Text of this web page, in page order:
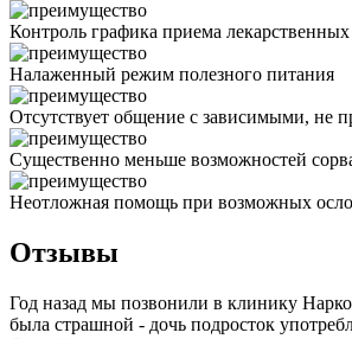
Контроль графика приема лекарственных
Налаженный режим полезного питания
Отсутствует общение с зависимыми, не
Существенно меньше возможностей
Неотложная помощь при возможных
Отзывы
Год назад мы позвонили в клинику
была страшной - дочь подросток